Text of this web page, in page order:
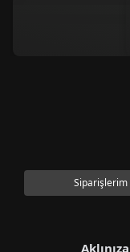
Siparişlerim